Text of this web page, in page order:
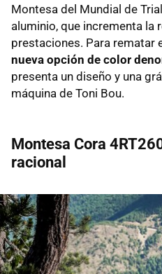
Montesa del Mundial de
aluminio, que incrementa la
prestaciones. Para rematar
nueva opción de color
presenta un diseño y una
máquina de Toni Bou.
Montesa Cora
racional